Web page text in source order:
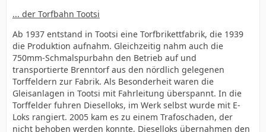
... der Torfbahn Tootsi
Ab 1937 entstand in Tootsi eine Torfbrikettfabrik, die 1939
die Produktion aufnahm. Gleichzeitig nahm auch die
750mm-Schmalspurbahn den Betrieb auf und
transportierte Brenntorf aus den nördlich gelegenen
Torffeldern zur Fabrik. Als Besonderheit waren die
Gleisanlagen in Tootsi mit Fahrleitung überspannt. In die
Torffelder fuhren Dieselloks, im Werk selbst wurde mit E-
Loks rangiert. 2005 kam es zu einem Trafoschaden, der
nicht behoben werden konnte, Dieselloks übernahmen den